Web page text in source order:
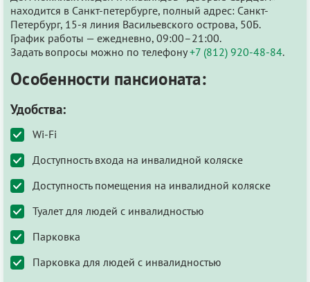
находится в Санкт-петербурге, полный адрес: Санкт-
Петербург, 15-я линия Васильевского острова, 50Б.
График работы — ежедневно, 09:00–21:00.
Задать вопросы можно по телефону+7 (812) 920-48-84.
Особенности пансионата:
Удобства:
Wi-Fi
Доступность входа на инвалидной коляске
Доступность помещения на инвалидной коляске
Туалет для людей с инвалидностью
Парковка
Парковка для людей с инвалидностью